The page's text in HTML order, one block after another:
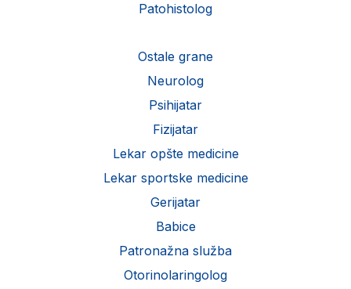
Patohistolog
Ostale grane
Neurolog
Psihijatar
Fizijatar
Lekar opšte medicine
Lekar sportske medicine
Gerijatar
Babice
Patronažna služba
Otorinolaringolog